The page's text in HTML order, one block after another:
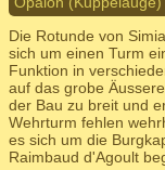
Die Rotunde von
sich um einen Turm
Funktion in
auf das grobe
der Bau zu breit und
Wehrturm fehlen
es sich um die
Raimbaud d'Agoult